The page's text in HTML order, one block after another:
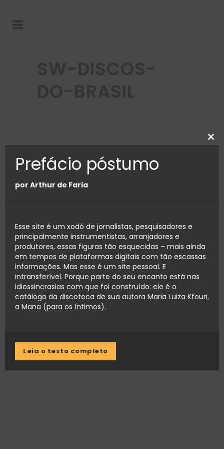
Prefácio póstumo
por Arthur de Faria
Esse site é um xodó de jornalistas, pesquisadores e
principalmente instrumentistas, arranjadores e
produtores, essas figuras tão esquecidas – mais ainda
em tempos de plataformas digitais com tão escassas
informações. Mas esse é um site pessoal. E
intransferível. Porque parte do seu encanto está nas
idiossincrasias com que foi construído: ele é o
catálogo da discoteca de sua autora Maria Luiza Kfouri,
a Mana (para os íntimos).
Leia o texto completo